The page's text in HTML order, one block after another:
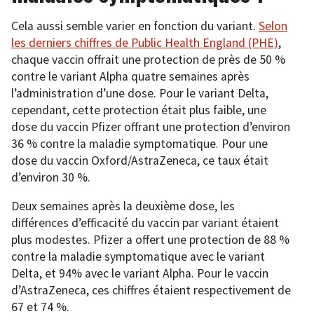
Cela aussi semble varier en fonction du variant. Selon
les derniers chiffres de Public Health England (PHE),
chaque vaccin offrait une protection de près de 50 %
contre le variant Alpha quatre semaines après
l’administration d’une dose. Pour le variant Delta,
cependant, cette protection était plus faible, une
dose du vaccin Pfizer offrant une protection d’environ
36 % contre la maladie symptomatique. Pour une
dose du vaccin Oxford/AstraZeneca, ce taux était
d’environ 30 %.
Deux semaines après la deuxième dose, les
différences d’efficacité du vaccin par variant étaient
plus modestes. Pfizer a offert une protection de 88 %
contre la maladie symptomatique avec le variant
Delta, et 94% avec le variant Alpha. Pour le vaccin
d’AstraZeneca, ces chiffres étaient respectivement de
67 et 74 %.